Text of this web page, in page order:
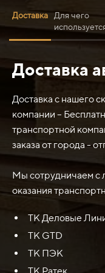
Доставка
Для чего
Доставка
Доставка с нашего
компании –
транспортной
заказа от города -
Мы сотрудничаем с
оказания
ТК Деловые
ТК GTD
ТК ПЭК
ТК Ратек
Нож среднего
(ИМПОРТ 400-
запасной части для
служит для резки и
материалов во
обладает высокой
твердости (от 400
увеличить его срок
замену.